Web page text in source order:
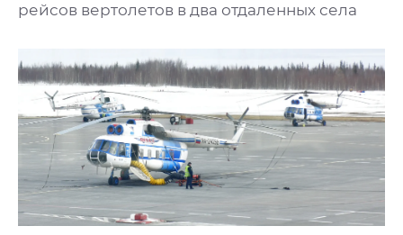
рейсов вертолетов в два отдаленных села